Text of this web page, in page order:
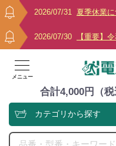
2026/07/31 夏季休業
2026/07/30 【重要】
メニュー
合計4,000円（